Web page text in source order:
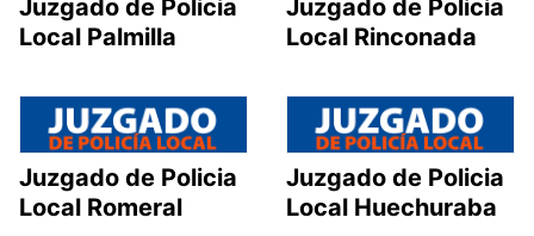
Juzgado de Policia
Local Palmilla
Juzgado de Policia
Local Rinconada
Juzgado de Policia
Local Romeral
Juzgado de Policia
Local Huechuraba